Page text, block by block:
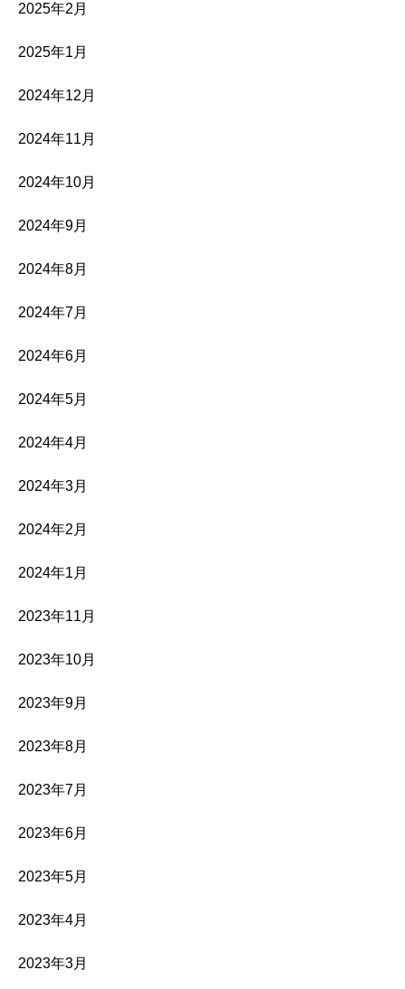
2025年2月
2025年1月
2024年12月
2024年11月
2024年10月
2024年9月
2024年8月
2024年7月
2024年6月
2024年5月
2024年4月
2024年3月
2024年2月
2024年1月
2023年11月
2023年10月
2023年9月
2023年8月
2023年7月
2023年6月
2023年5月
2023年4月
2023年3月